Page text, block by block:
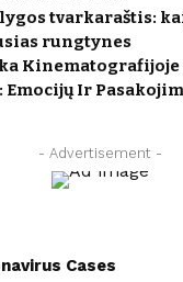
tvarkaraštis:
rungtynes
Emocijų Ir
- Advertisement -
Cases